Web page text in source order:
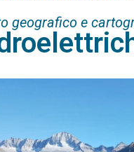
geografico e